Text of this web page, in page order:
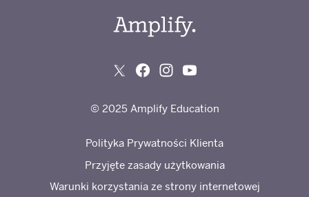
© 2025 Amplify Education
Polityka Prywatności Klienta
Przyjęte zasady użytkowania
Warunki korzystania ze strony internetowej